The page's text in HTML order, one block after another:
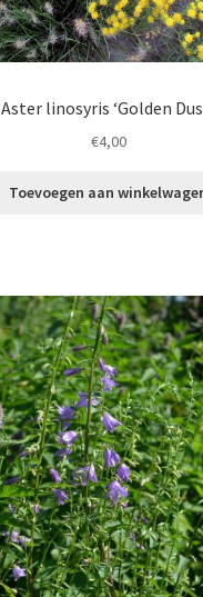
Aster linosyris ‘Golden
€4,00
Toevoegen aan